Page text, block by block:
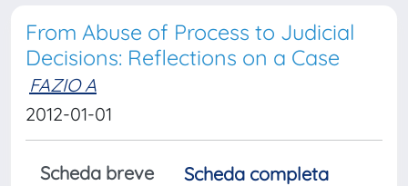
From Abuse of Process to Judicial
Decisions: Reflections on a Case
FAZIO A
2012-01-01
Scheda breve
Scheda completa